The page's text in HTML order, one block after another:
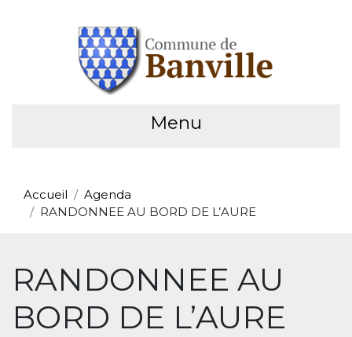
Menu
Accueil
Agenda
RANDONNEE AU BORD DE L’AURE
RANDONNEE AU
BORD DE L’AURE